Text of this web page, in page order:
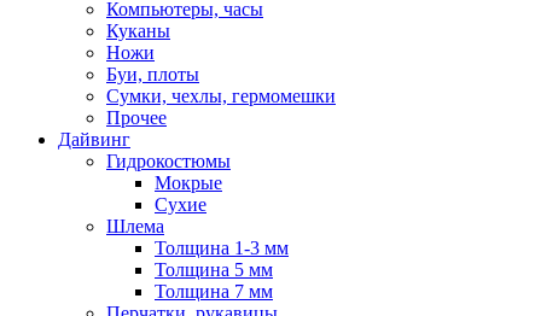
Компьютеры, часы
Куканы
Ножи
Буи, плоты
Сумки, чехлы, гермомешки
Прочее
Дайвинг
Гидрокостюмы
Мокрые
Сухие
Шлема
Толщина 1-3 мм
Толщина 5 мм
Толщина 7 мм